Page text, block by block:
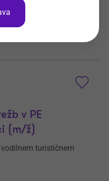
v PE
(m/ž)
turističnem